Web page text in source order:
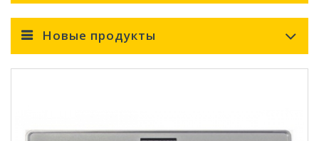
Новые продукты